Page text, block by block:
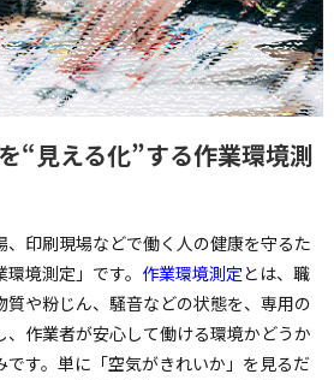
“見える化”する作業環境測
印刷現場などで働く人の健康を守るた
境測定」です。 作業環境測定とは、職
や粉じん、騒音などの状態を、専用の
作業者が安心して働ける環境かどうか
す。単に「空気がきれいか」を見るだ